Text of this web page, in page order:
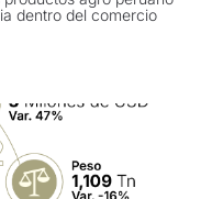
dentro del comercio